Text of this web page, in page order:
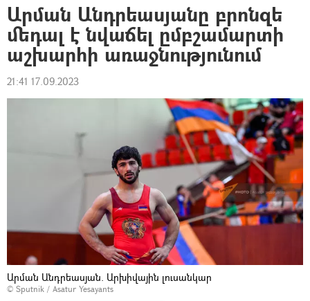
Արման Անդրեասյանը բրոնզե
մեդալ է նվաճել ըմբշամարտի
աշխարհի առաջնությունում
21:41 17.09.2023
Արման Անդրեասյան. Արխիվային լուսանկար
© Sputnik / Asatur Yesayants